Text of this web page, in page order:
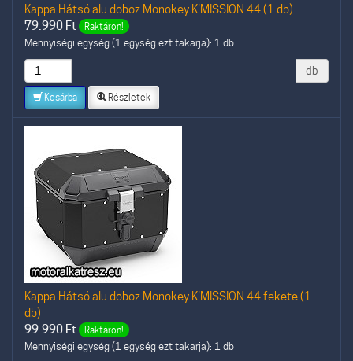
Kappa Hátsó alu doboz Monokey K'MISSION 44 (1 db)
79.990 Ft Raktáron!
Mennyiségi egység (1 egység ezt takarja): 1 db
db
Kosárba Részletek
Kappa Hátsó alu doboz Monokey K'MISSION 44 fekete (1
db)
99.990 Ft Raktáron!
Mennyiségi egység (1 egység ezt takarja): 1 db